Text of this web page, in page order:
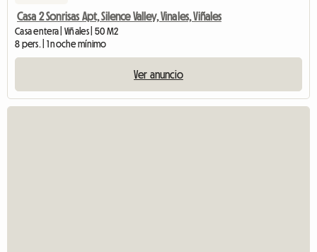
Casa 2 Sonrisas Apt, Silence Valley, Vinales, Viñales
Casa entera | Viñales | 50 M2
8 pers. | 1 noche mínimo
Ver anuncio